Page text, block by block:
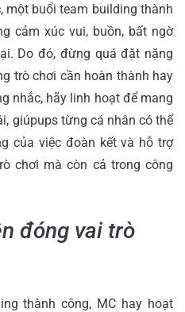
một buổi team building thành
cảm xúc vui, buồn, bất ngờ
Do đó, đừng quá đặt nặng
trò chơi cần hoàn thành hay
nhắc, hãy linh hoạt để mang
giúpups từng cá nhân có thể
của việc đoàn kết và hỗ trợ
chơi mà còn cả trong công
đóng vai trò
thành công, MC hay hoạt